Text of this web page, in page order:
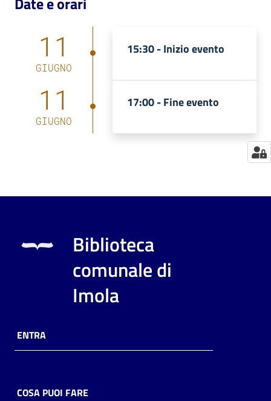
on line
Eventi
Chiedi al
bibliotecario
11
GIUGNO
15:30 -Inizio evento
11
GIUGNO
17:00 -Fine evento
Biblioteca
comunale di
Imola
ENTRA
COSA PUOI FARE